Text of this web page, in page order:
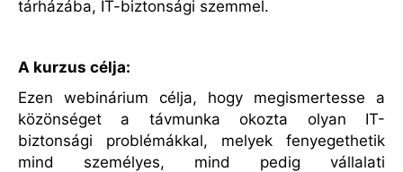
tárházába, IT-biztonsági szemmel.
A kurzus célja:
Ezen webinárium célja, hogy megismertesse a
közönséget a távmunka okozta olyan IT-
biztonsági problémákkal, melyek fenyegethetik
mind személyes, mind pedig vállalati